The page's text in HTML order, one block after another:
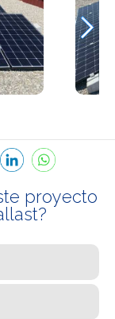
proyecto